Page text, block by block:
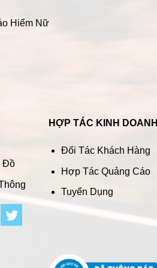
Hiểm Nữ
Đồ
HỢP TÁC KINH DOANH
Đối Tác Khách Hàng
Hợp Tác Quảng Cáo
Tuyển Dụng